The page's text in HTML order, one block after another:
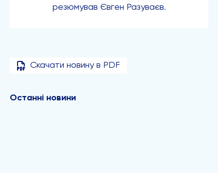
резюмував Євген Разуваєв.
Скачати новину в PDF
Останні новини